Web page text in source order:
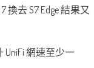
換去 S7 Edge 結果又
UniFi 網速至少一